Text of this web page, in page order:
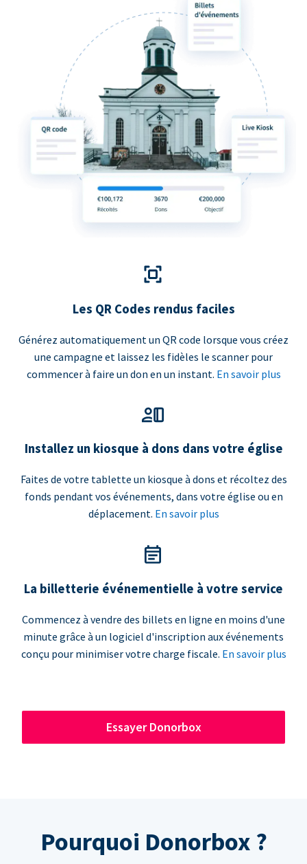
Les QR Codes rendus faciles
Générez automatiquement un QR code lorsque vous créez
une campagne et laissez les fidèles le scanner pour
commencer à faire un don en un instant. En savoir plus
Installez un kiosque à dons dans votre église
Faites de votre tablette un kiosque à dons et récoltez des
fonds pendant vos événements, dans votre église ou en
déplacement. En savoir plus
La billetterie événementielle à votre service
Commencez à vendre des billets en ligne en moins d'une
minute grâce à un logiciel d'inscription aux événements
conçu pour minimiser votre charge fiscale. En savoir plus
Essayer Donorbox
Pourquoi Donorbox ?